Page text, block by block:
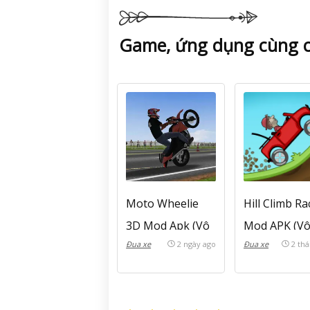
v1.3.3
Game, ứng dụng cùng
Moto Wheelie
3D Mod Apk (Vô
Hạn Tiền) v0.116
Đua xe 2 ngày ago
Hill Climb
Mod APK (Vô
hạn tiền, Mở
khóa xe)
Đua xe 2